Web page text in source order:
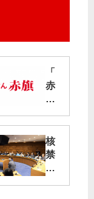
「
赤
旗
電
子
版
お
試
核
禁
条